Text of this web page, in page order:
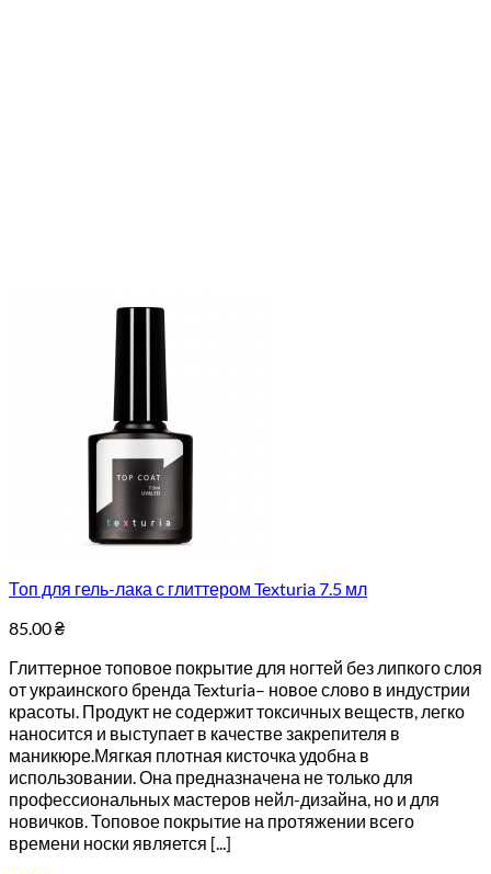
Топ для гель-лака с глиттером Texturia 7.5 мл
85.00₴
Глиттерное топовое покрытие для ногтей без липкого слоя
от украинского бренда Texturia– новое слово в индустрии
красоты. Продукт не содержит токсичных веществ, легко
наносится и выступает в качестве закрепителя в
маникюре.Мягкая плотная кисточка удобна в
использовании. Она предназначена не только для
профессиональных мастеров нейл-дизайна, но и для
новичков. Топовое покрытие на протяжении всего
времени носки является [...]